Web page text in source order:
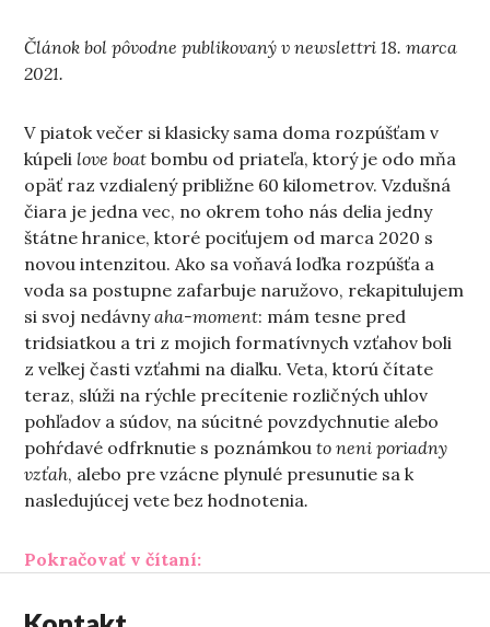
Článok bol pôvodne publikovaný v newslettri 18. marca
2021.
V piatok večer si klasicky sama doma rozpúšťam v
kúpeli love boat bombu od priateľa, ktorý je odo mňa
opäť raz vzdialený približne 60 kilometrov. Vzdušná
čiara je jedna vec, no okrem toho nás delia jedny
štátne hranice, ktoré pociťujem od marca 2020 s
novou intenzitou. Ako sa voňavá loďka rozpúšťa a
voda sa postupne zafarbuje naružovo, rekapitulujem
si svoj nedávnyaha-moment: mám tesne pred
tridsiatkou a tri z mojich formatívnych vzťahov boli
z veľkej časti vzťahmi na diaľku. Veta, ktorú čítate
teraz, slúži na rýchle precítenie rozličných uhlov
pohľadov a súdov, na súcitné povzdychnutie alebo
pohŕdavé odfrknutie s poznámkouto neni poriadny
vzťah, alebo pre vzácne plynulé presunutie sa k
nasledujúcej vete bez hodnotenia.
Pokračovať v čítaní:„Ďaleko-blízko“